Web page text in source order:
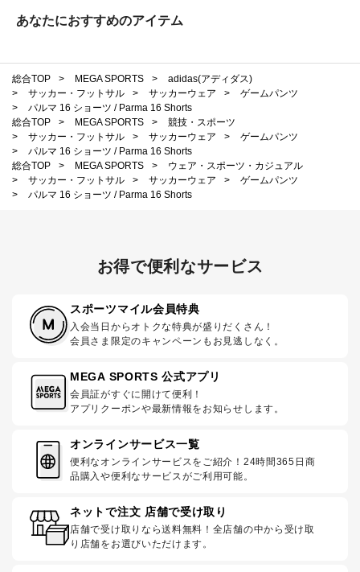
あなたにおすすめのアイテム
総合TOP > MEGA SPORTS >
adidas(アディダス)
>
サッカー・フットサル > サッカーウェア >
ゲームパンツ
>
パルマ 16 ショーツ / Parma 16 Shorts
総合TOP
> MEGA SPORTS >
競技・スポーツ
>
サッカー・フットサル > サッカーウェア >
ゲームパンツ
>
パルマ 16 ショーツ / Parma 16 Shorts
総合TOP
> MEGA SPORTS >
ウェア・スポーツ・カジュアル
>
サッカー・フットサル > サッカーウェア >
ゲームパンツ
>
パルマ 16 ショーツ / Parma 16 Shorts
お得で便利なサービス
スポーツマイル会員特典
入会当日からオトクな特典が盛りだくさん！
会員さま限定のキャンペーンもお見逃しなく。
MEGA SPORTS 公式アプリ
会員証がすぐに開けて便利！
アプリクーポンや最新情報をお知らせします。
オンラインサービス一覧
便利なオンラインサービスをご紹介！24時間365日商
品購入や便利なサービスがご利用可能。
ネットで注文 店舗で受け取り
店舗で受け取りなら送料無料！全店舗の中から受け取
り店舗をお選びいただけます。